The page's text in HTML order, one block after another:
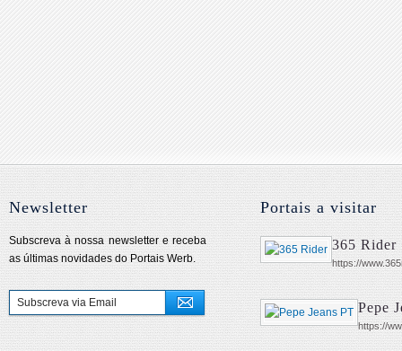
Newsletter
Subscreva à nossa newsletter e receba
as últimas novidades do Portais Werb.
Portais a visitar
365 Rider
https://
Pepe
https://